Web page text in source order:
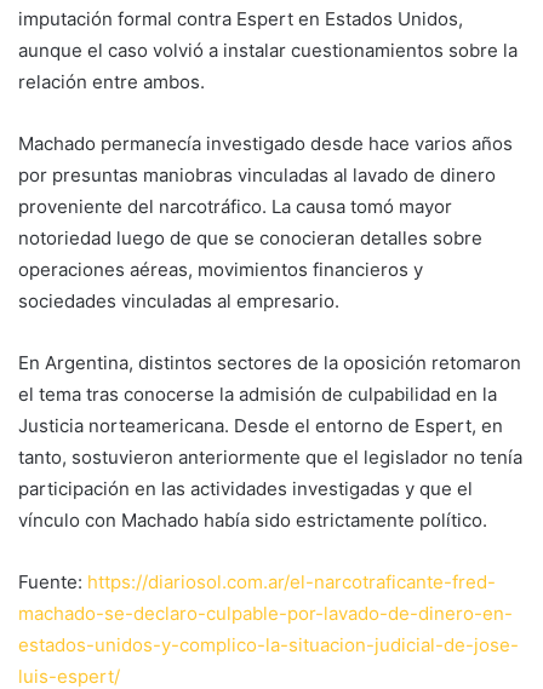
imputación formal contra Espert en Estados Unidos,
aunque el caso volvió a instalar cuestionamientos sobre la
relación entre ambos.
Machado permanecía investigado desde hace varios años
por presuntas maniobras vinculadas al lavado de dinero
proveniente del narcotráfico. La causa tomó mayor
notoriedad luego de que se conocieran detalles sobre
operaciones aéreas, movimientos financieros y
sociedades vinculadas al empresario.
En Argentina, distintos sectores de la oposición retomaron
el tema tras conocerse la admisión de culpabilidad en la
Justicia norteamericana. Desde el entorno de Espert, en
tanto, sostuvieron anteriormente que el legislador no tenía
participación en las actividades investigadas y que el
vínculo con Machado había sido estrictamente político.
Fuente: https://diariosol.com.ar/el-narcotraficante-fred-
machado-se-declaro-culpable-por-lavado-de-dinero-en-
estados-unidos-y-complico-la-situacion-judicial-de-jose-
luis-espert/